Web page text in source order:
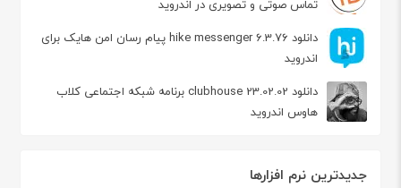
تماس صوتی و تصویری در اندروید
دانلود hike messenger 6.3.76 پیام‌ رسان‌ امن هایک برای
اندروید
دانلود clubhouse 23.02.02 برنامه شبکه اجتماعی کلاب
هاوس اندروید
جدیدترین نرم افزارها